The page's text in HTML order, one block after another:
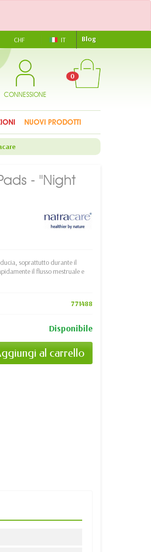
CHF IT Blog
CONNESSIONE
0
NUOVI PRODOTTI
- "Night
soprattutto durante il
il flusso mestruale e
771488
Disponibile
al carrello